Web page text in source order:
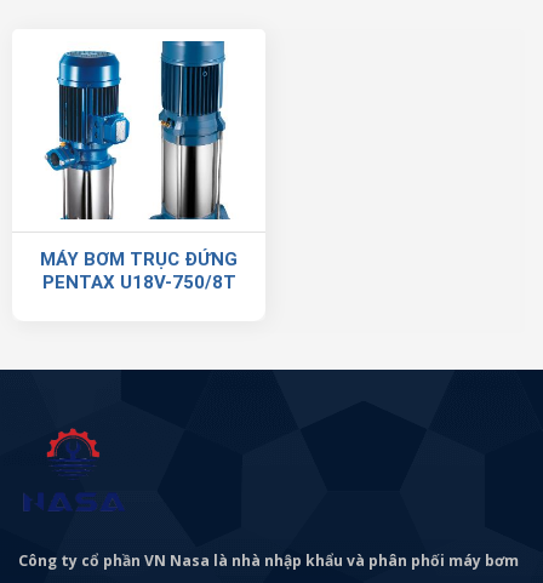
MÁY BƠM TRỤC ĐỨNG
PENTAX U18V-750/8T
Công ty cổ phần VN Nasa là nhà nhập khẩu và phân phối máy bơm